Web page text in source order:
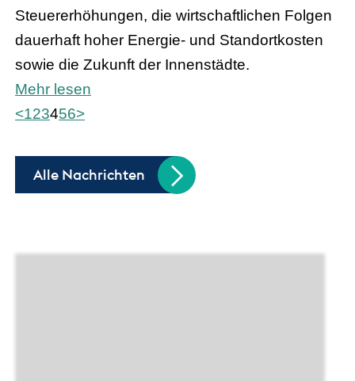
Steuererhöhungen, die wirtschaftlichen Folgen
dauerhaft hoher Energie- und Standortkosten
sowie die Zukunft der Innenstädte.
Mehr lesen
<123456>
Alle Nachrichten